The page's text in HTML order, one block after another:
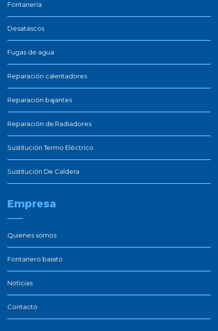
Fontanería
Desatascos
Fugas de agua
Reparación calentadores
Reparación bajantes
Reparación de Radiadores
Sustitución Termo Eléctrico
Sustitución De Caldera
Empresa
Quienes somos
Fontanero barato
Noticias
Contacto